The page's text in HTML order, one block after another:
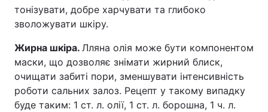
тонізувати, добре харчувати та глибоко
зволожувати шкіру.
Жирна шкіра. Лляна олія може бути компонентом
маски, що дозволяє знімати жирний блиск,
очищати забиті пори, зменшувати інтенсивність
роботи сальних залоз. Рецепт у такому випадку
буде таким: 1 ст. л. олії, 1 ст. л. борошна, 1 ч. л.